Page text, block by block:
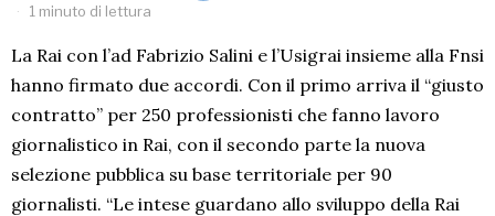
1 minuto di lettura
La Rai con l’ad Fabrizio Salini e l’Usigrai insieme alla Fnsi
hanno firmato due accordi. Con il primo arriva il “giusto
contratto” per 250 professionisti che fanno lavoro
giornalistico in Rai, con il secondo parte la nuova
selezione pubblica su base territoriale per 90
giornalisti. “Le intese guardano allo sviluppo della Rai